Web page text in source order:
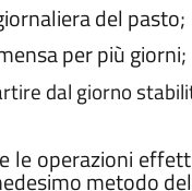
del pasto;
per più giorni;
dal giorno
le operazioni
metodo